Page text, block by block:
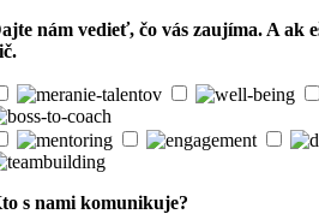
nám vedieť, čo vás zaujíma. A ak
s nami komunikuje?